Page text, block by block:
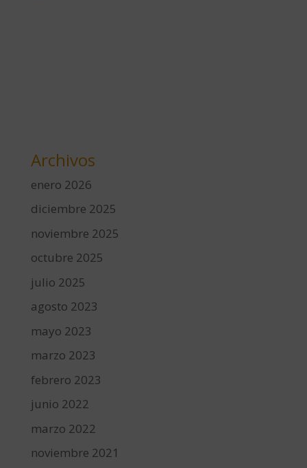
Archivos
enero 2026
diciembre 2025
noviembre 2025
octubre 2025
julio 2025
agosto 2023
mayo 2023
marzo 2023
febrero 2023
junio 2022
marzo 2022
noviembre 2021